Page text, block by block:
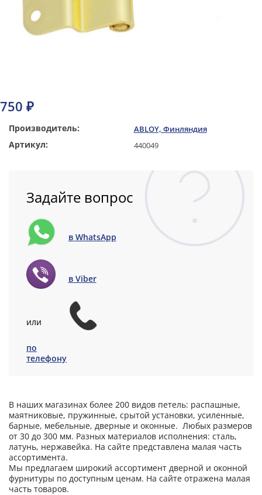
Производитель: ABLOY, Финляндия
Артикул: 440049
750 ₽
Задайте вопрос
в WhatsApp
в Viber
или
по
телефону
В наших магазинах более 200 видов петель: распашные,
маятниковые, пружинные, срытой установки, усиленные,
барные, мебельные, дверные и оконные. Любых размеров
от 30 до 300 мм. Разных материалов исполнения: сталь,
латунь, нержавейка. На сайте представлена малая часть
ассортимента.
Мы предлагаем широкий ассортимент дверной и оконной
фурнитуры по доступным ценам. На сайте отражена малая
часть товаров.